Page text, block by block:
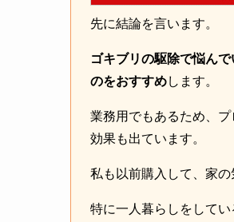
先に結論を言います。
ゴキブリの駆除で悩ん
のをおすすめします。
業務用でもあるため、
効果も出ています。
私も以前購入して、家の
特に一人暮らしをして